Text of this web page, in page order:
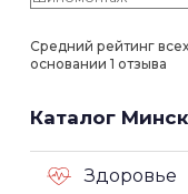
Средний рейтинг
основании 1 отзыва
Каталог
Здоровье